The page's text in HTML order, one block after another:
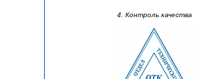
4. Контроль качества